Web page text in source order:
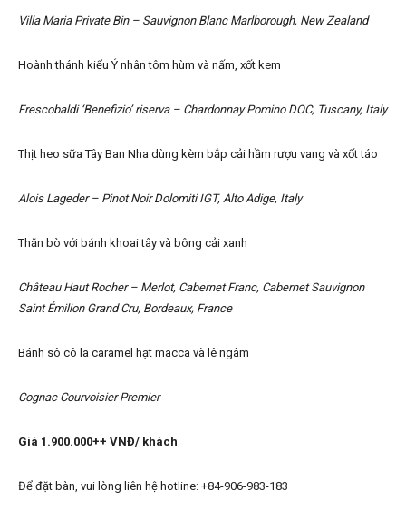
Villa Maria Private Bin – Sauvignon Blanc Marlborough, New Zealand
Hoành thánh kiểu Ý nhân tôm hùm và nấm, xốt kem
Frescobaldi ‘Benefizio’ riserva – Chardonnay Pomino DOC, Tuscany, Italy
Thịt heo sữa Tây Ban Nha dùng kèm bắp cải hầm rượu vang và xốt táo
Alois Lageder – Pinot Noir Dolomiti IGT, Alto Adige, Italy
Thăn bò với bánh khoai tây và bông cải xanh
Château Haut Rocher – Merlot, Cabernet Franc, Cabernet Sauvignon
Saint Émilion Grand Cru, Bordeaux, France
Bánh sô cô la caramel hạt macca và lê ngâm
Cognac Courvoisier Premier
Giá 1.900.000++ VNĐ/ khách
Để đặt bàn, vui lòng liên hệ hotline: +84-906-983-183